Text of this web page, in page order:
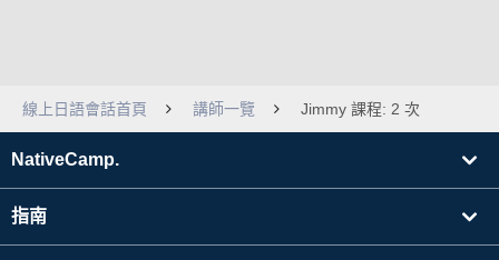
線上日語會話首頁 講師一覽 Jimmy 課程: 2 次
NativeCamp.
指南